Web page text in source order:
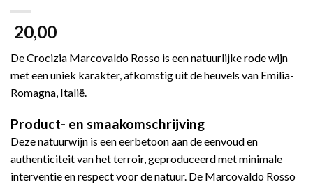
20,00
De Crocizia Marcovaldo Rosso is een natuurlijke rode wijn
met een uniek karakter, afkomstig uit de heuvels van Emilia-
Romagna, Italië.
Product- en smaakomschrijving
Deze natuurwijn is een eerbetoon aan de eenvoud en
authenticiteit van het terroir, geproduceerd met minimale
interventie en respect voor de natuur. De Marcovaldo Rosso